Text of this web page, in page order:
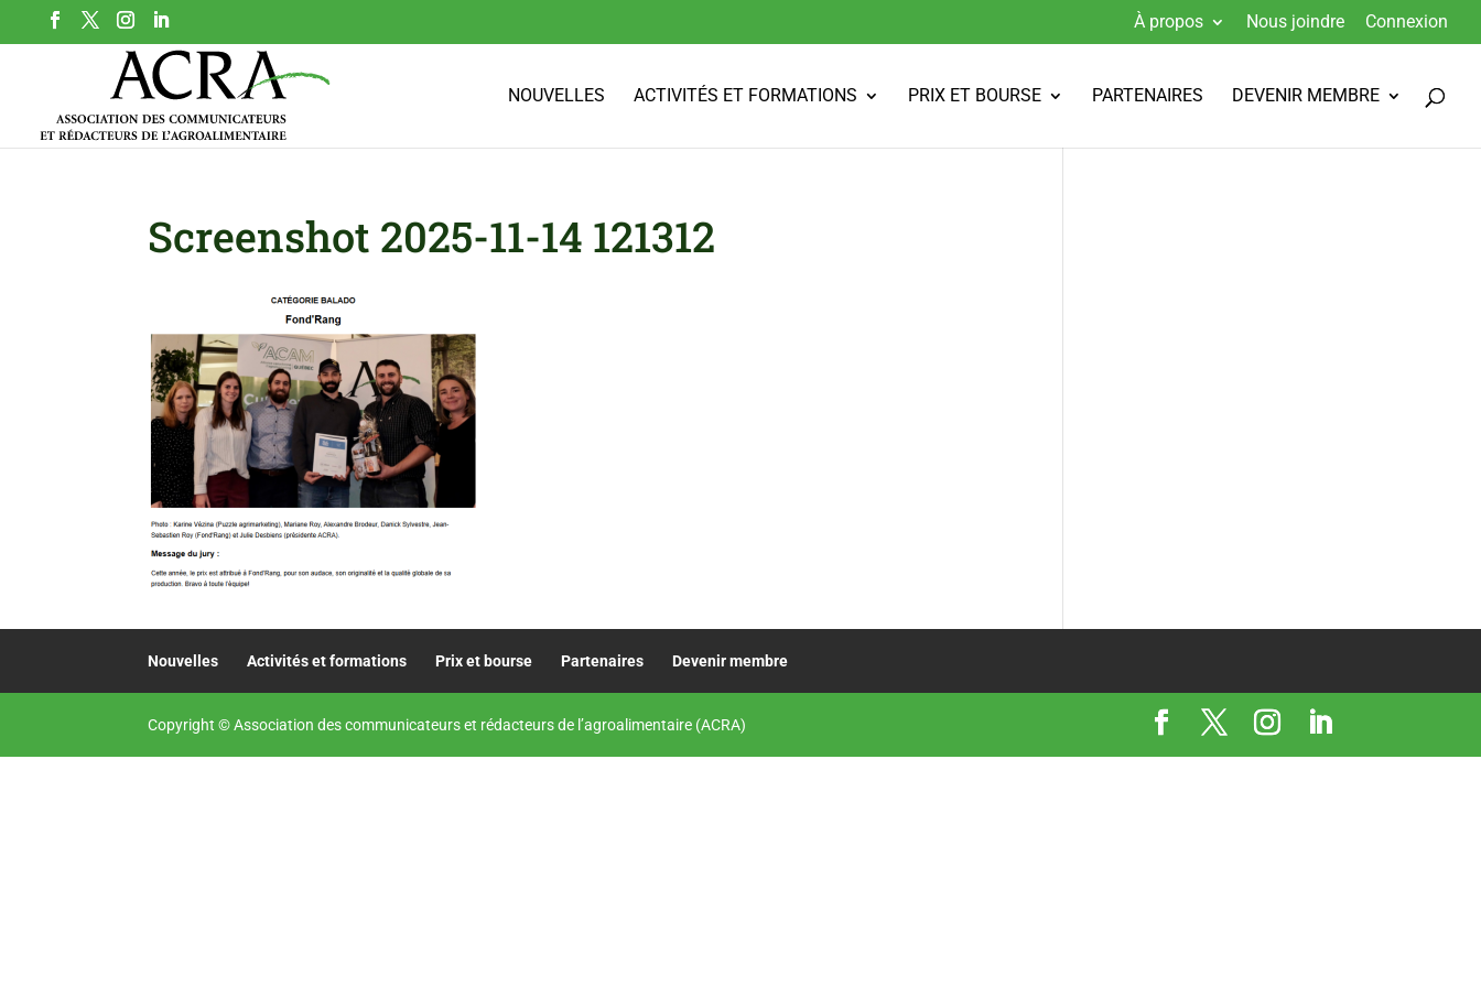
À propos Nous joindre Connexion
NOUVELLES ACTIVITÉS ET FORMATIONS PRIX ET BOURSE PARTENAIRES DEVENIR MEMBRE
Screenshot 2025-11-14 121312
Nouvelles Activités et formations Prix et bourse Partenaires Devenir membre
Copyright © Association des communicateurs et rédacteurs de l’agroalimentaire (ACRA)